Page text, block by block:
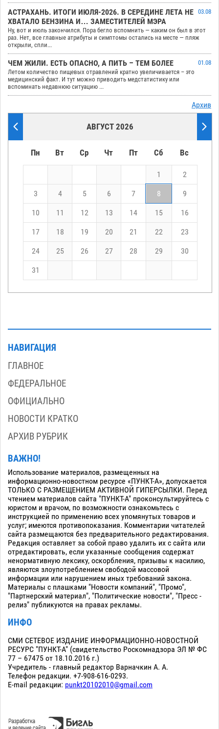
АСТРАХАНЬ. ИТОГИ ИЮЛЯ-2026. В СЕРЕДИНЕ ЛЕТА НЕ
ХВАТАЛО БЕНЗИНА И… ЗАМЕСТИТЕЛЕЙ МЭРА
03.08
Ну, вот и июль закончился. Пора бегло вспомнить — каким он был в этот
раз. Нет, все главные атрибуты и симптомы остались на месте — пляж
открыли, спли...
ЧЕМ ЖИЛИ. ЕСТЬ ОПАСНО, А ПИТЬ – ТЕМ БОЛЕЕ
01.08
Летом количество пищевых отравлений кратно увеличивается – это
медицинский факт. И тут можно приводить медстатистику или
вспоминать недавнюю ситуацию ...
Архив
АВГУСТ 2026
Пн Вт Ср Чт Пт Сб Вс
1 2
3 4 5 6 7 8 9
10 11 12 13 14 15 16
17 18 19 20 21 22 23
24 25 26 27 28 29 30
31
НАВИГАЦИЯ
ГЛАВНОЕ
ФЕДЕРАЛЬНОЕ
ОФИЦИАЛЬНО
НОВОСТИ КРАТКО
АРХИВ РУБРИК
ВАЖНО!
Использование материалов, размещенных на
информационно-новостном ресурсе «ПУНКТ-А», допускается
ТОЛЬКО С РАЗМЕЩЕНИЕМ АКТИВНОЙ ГИПЕРСЫЛКИ. Перед
чтением материалов сайта "ПУНКТ-А" проконсультируйтесь с
юристом и врачом, по возможности ознакомьтесь с
инструкцией по применению всех упомянутых товаров и
услуг; имеются противопоказания. Комментарии читателей
сайта размещаются без предварительного редактирования.
Редакция оставляет за собой право удалить их с сайта или
отредактировать, если указанные сообщения содержат
ненормативную лексику, оскорбления, призывы к насилию,
являются злоупотреблением свободой массовой
информации или нарушением иных требований закона.
Материалы с плашками "Новости компаний", "Промо",
"Партнерский материал", "Политические новости", "Пресс -
релиз" публикуются на правах рекламы.
ИНФО
СМИ СЕТЕВОЕ ИЗДАНИЕ ИНФОРМАЦИОННО-НОВОСТНОЙ
РЕСУРС "ПУНКТ-А" (свидетельство Роскомнадзора ЭЛ № ФС
77 – 67475 от 18.10.2016 г.)
Учредитель - главный редактор Варначкин А. А.
Телефон редакции. +7-908-616-0293.
E-mail редакции: punkt20102010@gmail.com